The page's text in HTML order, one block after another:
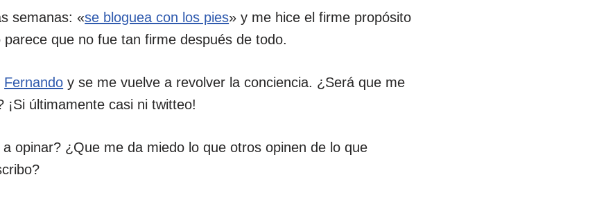
semanas: «se bloguea con los pies» y me hice el firme propósito
que no fue tan firme después de todo.
Fernando y se me vuelve a revolver la conciencia. ¿Será que me
¡Si últimamente casi ni twitteo!
opinar? ¿Que me da miedo lo que otros opinen de lo que